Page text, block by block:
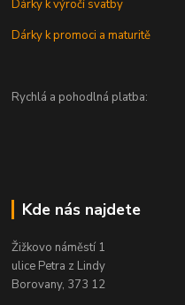
Dárky k výročí svatby
Dárky k promoci a maturitě
Rychlá a pohodlná platba:
Kde nás najdete
Žižkovo náměstí 1
ulice Petra z Lindy
Borovany, 373 12